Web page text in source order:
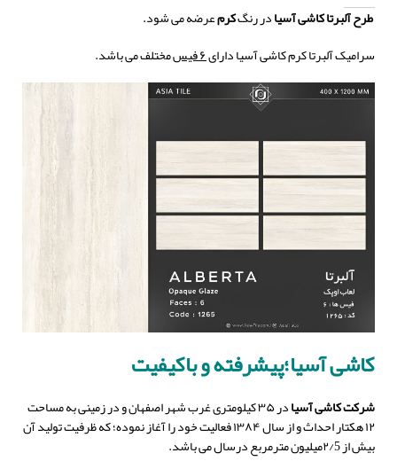
طرح آلبرتاکاشیآسیادر رنگکرمعرضه می شود.
سرامیک آلبرتا کرم کاشی آسیا دارای۶ فیس مختلف می باشد.
کاشی آسیا؛پیشرفته و باکیفیت
شرکت کاشی آسیا در ۳۵ کیلومتری غرب شهر اصفهان و در زمینی به مساحت
۱۲ هکتار احداث و از سال ۱۳۸۴ فعالیت خود را آغاز نموده؛ که ظرفیت تولید آن
بیش از ۲/5میلیون مترمربع درسال می باشد.